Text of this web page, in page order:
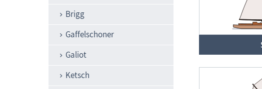
Brigg
Gaffelschoner
Galiot
Ketsch